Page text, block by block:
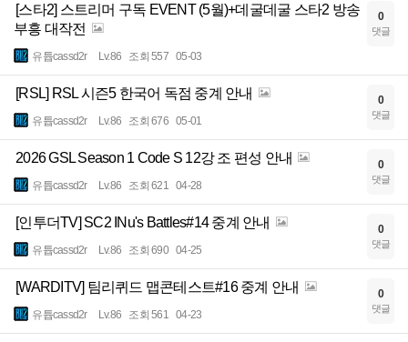
[스타2] 스트리머 구독 EVENT (5월)+데굴데굴 스타2 방송
부흥 대작전
유튭cassd2r Lv.86 조회 557 05-03
0
댓글
[RSL] RSL 시즌5 한국어 독점 중계 안내
유튭cassd2r Lv.86 조회 676 05-01
0
댓글
2026 GSL Season 1 Code S 12강 조 편성 안내
유튭cassd2r Lv.86 조회 621 04-28
0
댓글
[인투더TV] SC2 INu's Battles#14 중계 안내
유튭cassd2r Lv.86 조회 690 04-25
0
댓글
[WARDITV] 팀리퀴드 맵콘테스트#16 중계 안내
유튭cassd2r Lv.86 조회 561 04-23
0
댓글